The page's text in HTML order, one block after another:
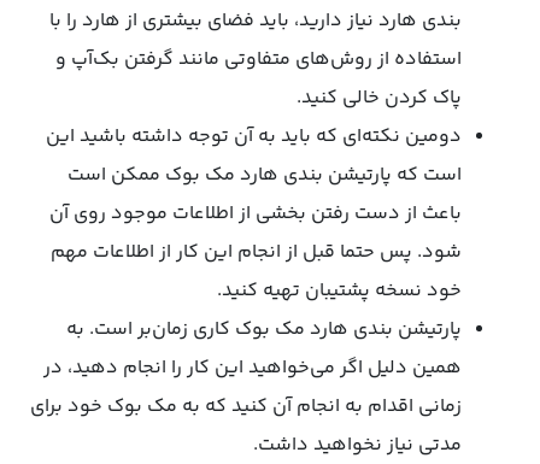
بندی هارد نیاز دارید، باید فضای بیشتری از هارد را با
استفاده از روش‌های متفاوتی مانند گرفتن بک‌آپ و
پاک کردن خالی کنید.
دومین نکته‌ای که باید به آن توجه داشته باشید این
است که پارتیشن بندی هارد مک بوک ممکن است
باعث از دست رفتن بخشی از اطلاعات موجود روی آن
شود. پس حتما قبل از انجام این کار از اطلاعات مهم
خود نسخه پشتیبان تهیه کنید.
پارتیشن بندی هارد مک بوک کاری زمان‌بر است. به
همین دلیل اگر می‌خواهید این کار را انجام دهید، در
زمانی اقدام به انجام آن کنید که به مک بوک خود برای
مدتی نیاز نخواهید داشت.